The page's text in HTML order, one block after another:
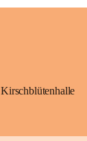
Kirschblütenhalle